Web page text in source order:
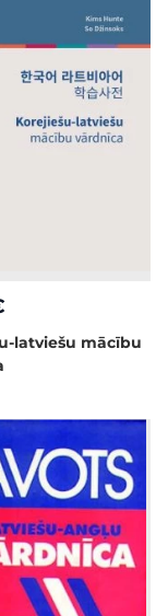
latviešu mācību